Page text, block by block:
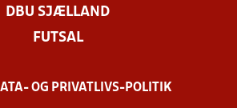
DBU SJÆLLAND
FUTSAL
OG PRIVATLIVS-POLITIK